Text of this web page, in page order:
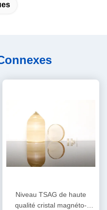
Niveau TSAG de haute
qualité cristal magnéto-